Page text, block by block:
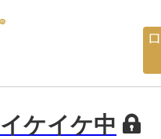
イケイケ中